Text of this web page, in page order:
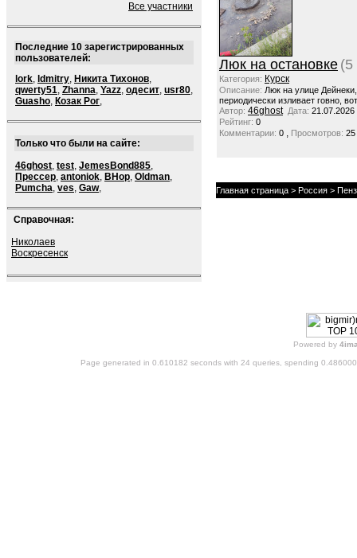
Все участники
Последние 10 зарегистрированных
пользователей:
lork, ldmitry, Никита Тихонов,
qwerty51, Zhanna, Yazz, одесит, usr80,
Guasho, Козак Рог,
Только что были на сайте:
46ghost, test, JemesBond885,
Прессер, antoniok, BHop, Oldman,
Pumcha, ves, Gaw,
Справочная:
Николаев
Воскресенск
Люк на остановке (5
Категория: Курск
Описание: Люк на улице
периодически изливает говно,
Автор: 46ghost Дата: 21.07.2026
Рейтинг: 0
Комментарии: 0 , Просмотров: 25
Главная страница > Россия >
Powered by
Page generated in 0.610182 seconds with 24 queries, spending